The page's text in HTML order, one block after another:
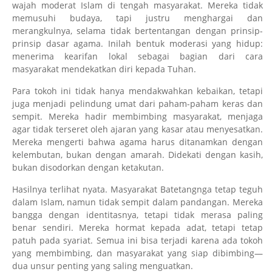
wajah moderat Islam di tengah masyarakat. Mereka tidak
memusuhi budaya, tapi justru menghargai dan
merangkulnya, selama tidak bertentangan dengan prinsip-
prinsip dasar agama. Inilah bentuk moderasi yang hidup:
menerima kearifan lokal sebagai bagian dari cara
masyarakat mendekatkan diri kepada Tuhan.
Para tokoh ini tidak hanya mendakwahkan kebaikan, tetapi
juga menjadi pelindung umat dari paham-paham keras dan
sempit. Mereka hadir membimbing masyarakat, menjaga
agar tidak terseret oleh ajaran yang kasar atau menyesatkan.
Mereka mengerti bahwa agama harus ditanamkan dengan
kelembutan, bukan dengan amarah. Didekati dengan kasih,
bukan disodorkan dengan ketakutan.
Hasilnya terlihat nyata. Masyarakat Batetangnga tetap teguh
dalam Islam, namun tidak sempit dalam pandangan. Mereka
bangga dengan identitasnya, tetapi tidak merasa paling
benar sendiri. Mereka hormat kepada adat, tetapi tetap
patuh pada syariat. Semua ini bisa terjadi karena ada tokoh
yang membimbing, dan masyarakat yang siap dibimbing—
dua unsur penting yang saling menguatkan.